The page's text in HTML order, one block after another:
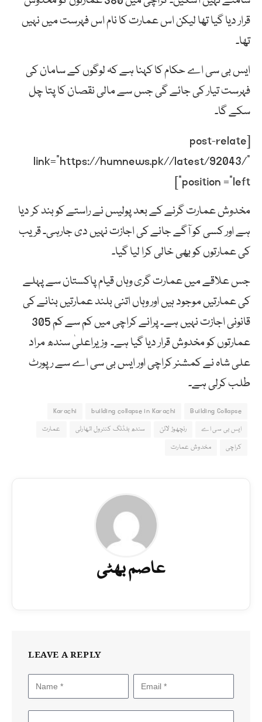
قرار دیا گیا تھا لیکن اس عمارت کا نام اس فہرست میں نہیں
تھا۔
ایس بی سی اے حکام کا کہنا ہے کہ لوگوں کے سامان کی
فہرست تیار کی جائے گی جس سے مالی نقصان کا پتا چل
سکے گا۔
[post-relate
link=”https://humnews.pk//latest/92043/”
position =”left”]
مخدوش عمارت گرنے کے بعد پولیس نے راستے کو بند کر دیا
ہے اور کسی کو آگے جانے کی اجازت نہیں دی جارہی۔ قریب
کی عمارتوں کو بھی خالی کرا لیا گیا۔
جس علاقے میں عمارت گری وہاں قیام پاکستان سے پہلے
کی عمارتیں موجود ہیں اور وہاں اتنی بلند عمارتیں بنانے کی
قانونی اجازت نہیں ہے۔ پرانے کراچی میں کم سے کم 305
عمارتوں کو مخدوش قرار دیا گیا ہے۔ وزیراعلیٰ سندھ مراد
علی شاہ نے کمشنر کراچی اور ایس بی سی اے سے رپورٹ
طلب کرلی ہے۔
Building Collapse
building collapse in Karachi
Karachi
ایس بی سی اے
رنچھوڑ لائن سندھ بلڈنگ کنٹرول اتھارٹی
عمارت
کراچی
مخدوش عمارت
عاصم بھٹی
LEAVE A REPLY